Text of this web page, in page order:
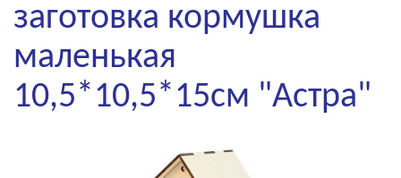
заготовка кормушка
маленькая
10,5*10,5*15см "Астра"